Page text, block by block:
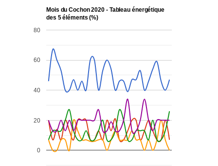
Mois du Cochon 2020 - Tableau énergétique
des 5 éléments (%)
0
20
40
60
80